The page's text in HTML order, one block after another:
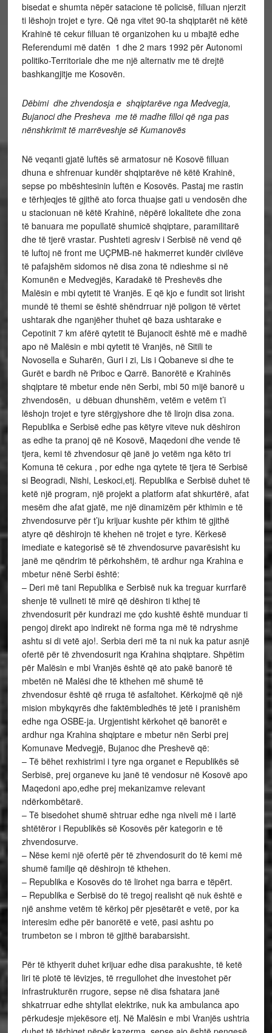
bisedat e shumta nëpër satacione të policisë, filluan njerzit
ti lëshojn trojet e tyre. Që nga vitet 90-ta shqiptarët në këtë
Krahinë të cekur filluan të organizohen ku u mbajtë edhe
Referendumi më datën 1 dhe 2 mars 1992 për Autonomi
politiko-Territoriale dhe me një alternativ me të drejtë
bashkangjitje me Kosovën.
Dëbimi dhezhvendosja e shqiptarëve nga Medvegja,
Bujanoci dhe Presheva me të madhe filloi që nga pas
nënshkrimit të marrëveshje së Kumanovës
Në veqanti gjatë luftës së armatosur në Kosovë filluan
dhuna e shfrenuar kundër shqiptarëve në këtë Krahinë,
sepse po mbështesinin luftën e Kosovës. Pastaj me rastin
e tërhjeqjes të gjithë ato forca thuajse gati u vendosën dhe
u stacionuan në këtë Krahinë, nëpërë lokalitete dhe zona
të banuara me popullatë shumicë shqiptare, paramilitarë
dhe të tjerë vrastar. Pushteti agresiv i Serbisë në vend që
të luftoj në front me UÇPMB-në hakmerret kundër civilëve
të pafajshëm sidomos në disa zona të ndieshme si në
Komunën e Medvegjës, Karadakë të Preshevës dhe
Malësin e mbi qytetit të Vranjës. E që kjo e fundit sot lirisht
mundë të themi se është shëndrruar një poligon të vërtet
ushtarak dhe nganjëher thuhet që baza ushtarake e
Cepotinit 7 km afërë qytetit të Bujanocit është më e madhë
apo në Malësin e mbi qytetit të Vranjës, në Sitili te
Novosella e Suharën, Guri i zi, Lis i Qobaneve si dhe te
Gurët e bardh në Priboc e Qarrë. Banorëtë e Krahinës
shqiptare të mbetur ende nën Serbi, mbi 50 mijë banorë u
zhvendosën, u dëbuan dhunshëm, vetëm e vetëm t’i
lëshojn trojet e tyre stërgjyshore dhe të lirojn disa zona.
Republika e Serbisë edhe pas këtyre viteve nuk dëshiron
as edhe ta pranoj që në Kosovë, Maqedoni dhe vende të
tjera, kemi të zhvendosur që janë jo vetëm nga këto tri
Komuna të cekura , por edhe nga qytete të tjera të Serbisë
si Beogradi, Nishi, Leskoci,etj. Republika e Serbisë duhet të
ketë një program, një projekt a platform afat shkurtërë, afat
mesëm dhe afat gjatë, me një dinamizëm për kthimin e të
zhvendosurve për t’ju krijuar kushte për kthim të gjithë
atyre që dëshirojn të khehen në trojet e tyre. Kërkesë
imediate e kategorisë së të zhvendosurve pavarësisht ku
janë me qëndrim të përkohshëm, të ardhur nga Krahina e
mbetur nënë Serbi është:
– Deri më tani Republika e Serbisë nuk ka treguar kurrfarë
shenje të vullneti të mirë që dëshiron ti kthej të
zhvendosurit për kundrazi me çdo kushtë është munduar ti
pengoj direkt apo indirekt në forma nga më të ndryshme
ashtu si di vetë ajo!. Serbia deri më ta ni nuk ka patur asnjë
ofertë për të zhvendosurit nga Krahina shqiptare. Shpëtim
për Malësin e mbi Vranjës është që ato pakë banorë të
mbetën në Malësi dhe të kthehen më shumë të
zhvendosur është që rruga të asfaltohet. Kërkojmë që një
mision mbykqyrës dhe faktëmbledhës të jetë i pranishëm
edhe nga OSBE-ja. Urgjentisht kërkohet që banorët e
ardhur nga Krahina shqiptare e mbetur nën Serbi prej
Komunave Medvegjë, Bujanoc dhe Preshevë që:
– Të bëhet rexhistrimi i tyre nga organet e Republikës së
Serbisë, prej organeve ku janë të vendosur në Kosovë apo
Maqedoni apo,edhe prej mekanizamve relevant
ndërkombëtarë.
– Të bisedohet shumë shtruar edhe nga niveli më i lartë
shtëtëror i Republikës së Kosovës për kategorin e të
zhvendosurve.
– Nëse kemi një ofertë për të zhvendosurit do të kemi më
shumë familje që dëshirojn të kthehen.
– Republika e Kosovës do të lirohet nga barra e tëpërt.
– Republika e Serbisë do të tregoj realisht që nuk është e
një anshme vetëm të kërkoj për pjesëtarët e vetë, por ka
interesim edhe për banorëtë e vetë, pasi ashtu po
trumbeton se i mbron të gjithë barabarsisht.
Për të kthyerit duhet krijuar edhe disa parakushte, të ketë
liri të plotë të lëvizjes, të rregullohet dhe investohet për
infrastrukturën rrugore, sepse në disa fshatara janë
shkatrruar edhe shtyllat elektrike, nuk ka ambulanca apo
përkudesje mjekësore etj. Në Malësin e mbi Vranjës ushtria